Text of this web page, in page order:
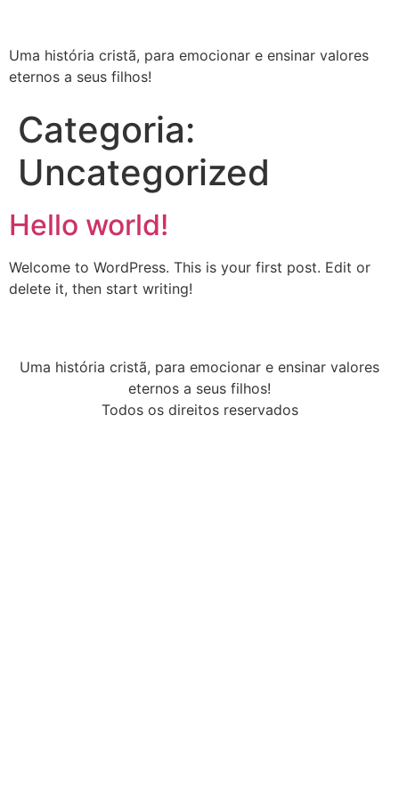
Uma história cristã, para emocionar e ensinar valores
eternos a seus filhos!
Categoria:
Uncategorized
Hello world!
Welcome to WordPress. This is your first post. Edit or
delete it, then start writing!
Uma história cristã, para emocionar e ensinar valores
eternos a seus filhos!
Todos os direitos reservados